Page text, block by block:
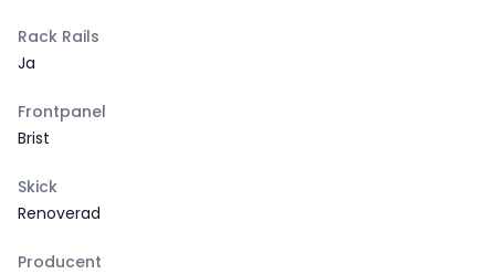
Rack Rails
Ja
Frontpanel
Brist
Skick
Renoverad
Producent